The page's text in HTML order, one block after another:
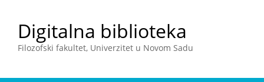
Digitalna biblioteka
Filozofski fakultet, Univerzitet u Novom Sadu